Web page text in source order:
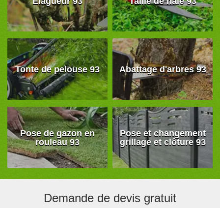
Tonte de pelouse 93 Abattage d'arbres 93
Pose de gazon en
rouleau 93
Pose et changement
grillage et clôture 93
Demande de devis gratuit